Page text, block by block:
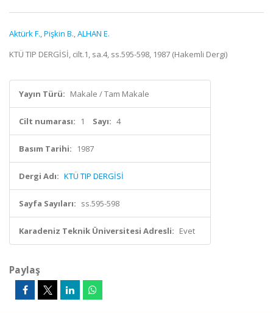
Aktürk F.,Pişkin B.,ALHAN E.
KTÜ TIP DERGİSİ, cilt.1, sa.4, ss.595-598, 1987 (Hakemli Dergi)
Yayın Türü: Makale / Tam Makale
Cilt numarası: 1 Sayı: 4
Basım Tarihi: 1987
Dergi Adı: KTÜ TIP DERGİSİ
Sayfa Sayıları: ss.595-598
Karadeniz Teknik Üniversitesi Adresli: Evet
Paylaş